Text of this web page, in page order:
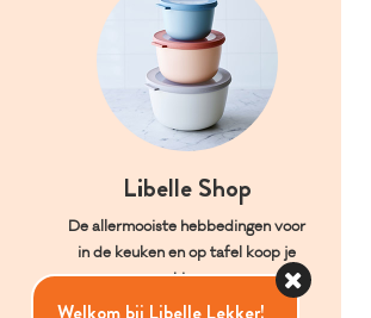
Libelle Shop
De allermooiste hebbedingen voor
in de keuken en op tafel koop je
hier.